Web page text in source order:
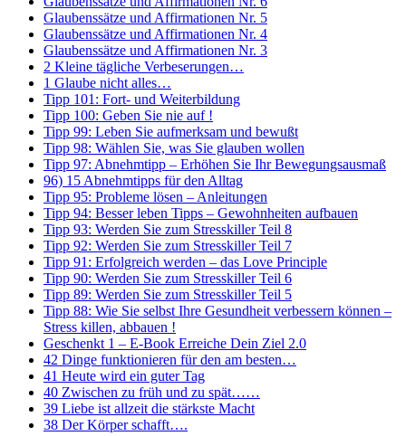
Glaubenssätze und Affirmationen Nr. 5
Glaubenssätze und Affirmationen Nr. 4
Glaubenssätze und Affirmationen Nr. 3
2 Kleine tägliche Verbeserungen…
1 Glaube nicht alles…
Tipp 101: Fort- und Weiterbildung
Tipp 100: Geben Sie nie auf !
Tipp 99: Leben Sie aufmerksam und bewußt
Tipp 98: Wählen Sie, was Sie glauben wollen
Tipp 97: Abnehmtipp – Erhöhen Sie Ihr Bewegungsausmaß
96) 15 Abnehmtipps für den Alltag
Tipp 95: Probleme lösen – Anleitungen
Tipp 94: Besser leben Tipps – Gewohnheiten aufbauen
Tipp 93: Werden Sie zum Stresskiller Teil 8
Tipp 92: Werden Sie zum Stresskiller Teil 7
Tipp 91: Erfolgreich werden – das Love Principle
Tipp 90: Werden Sie zum Stresskiller Teil 6
Tipp 89: Werden Sie zum Stresskiller Teil 5
Tipp 88: Wie Sie selbst Ihre Gesundheit verbessern können –
Stress killen, abbauen !
Geschenkt 1 – E-Book Erreiche Dein Ziel 2.0
42 Dinge funktionieren für den am besten…
41 Heute wird ein guter Tag
40 Zwischen zu früh und zu spät……
39 Liebe ist allzeit die stärkste Macht
38 Der Körper schafft….